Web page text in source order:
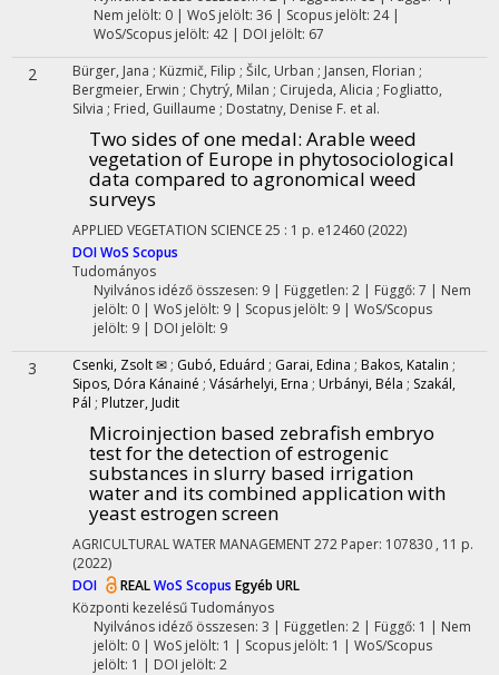
Nem jelölt: 0 | WoS jelölt: 36 | Scopus jelölt: 24 |
WoS/Scopus jelölt: 42 | DOI jelölt: 67
2 Bürger, Jana ; Küzmič, Filip ; Šilc, Urban ; Jansen, Florian ;
Bergmeier, Erwin ; Chytrý, Milan ; Cirujeda, Alicia ; Fogliatto,
Silvia ; Fried, Guillaume ; Dostatny, Denise F. et al.
Two sides of one medal: Arable weed
vegetation of Europe in phytosociological
data compared to agronomical weed
surveys
APPLIED VEGETATION SCIENCE25 : 1 p. e12460 (2022)
DOIWoS Scopus
Tudományos
Nyilvános idéző összesen: 9| Független: 2 | Függő: 7 | Nem
jelölt: 0 | WoS jelölt: 9 | Scopus jelölt: 9 | WoS/Scopus
jelölt: 9 | DOI jelölt: 9
3 Csenki, Zsolt ✉ ; Gubó, Eduárd ; Garai, Edina ; Bakos, Katalin ;
Sipos, Dóra Kánainé ; Vásárhelyi, Erna ; Urbányi, Béla ; Szakál,
Pál ; Plutzer, Judit
Microinjection based zebrafish embryo
test for the detection of estrogenic
substances in slurry based irrigation
water and its combined application with
yeast estrogen screen
AGRICULTURAL WATER MANAGEMENT272 Paper: 107830 , 11 p.
(2022)
DOI
REALWoS Scopus Egyéb URL
Központi kezelésűTudományos
Nyilvános idéző összesen: 3 | Független: 2 | Függő: 1 | Nem
jelölt: 0 | WoS jelölt: 1 | Scopus jelölt: 1 | WoS/Scopus
jelölt: 1 | DOI jelölt: 2